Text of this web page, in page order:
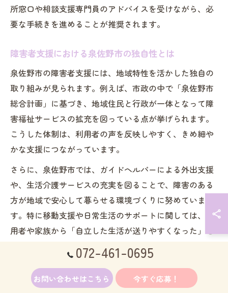
所窓口や相談支援専門員のアドバイスを受けながら、必
要な手続きを進めることが推奨されます。
障害者支援における泉佐野市の独自性とは
泉佐野市の障害者支援には、地域特性を活かした独自の
取り組みが見られます。例えば、市政の中で「泉佐野市
総合計画」に基づき、地域住民と行政が一体となって障
害福祉サービスの拡充を図っている点が挙げられます。
こうした体制は、利用者の声を反映しやすく、きめ細や
かな支援につながっています。
さらに、泉佐野市では、ガイドヘルパーによる外出支援
や、生活介護サービスの充実を図ることで、障害のある
方が地域で安心して暮らせる環境づくりに努めていま
す。特に移動支援や日常生活のサポートに関しては、利
用者や家族から「自立した生活が送りやすくなった」と
いう声も多く聞かれます。
ただし、サービスの利用拡大に伴い、スタッフの確保や
専門性の向上が課題となることもあります。現場では、
072-461-0695
お問い合わせはこちら 今すぐ応募！